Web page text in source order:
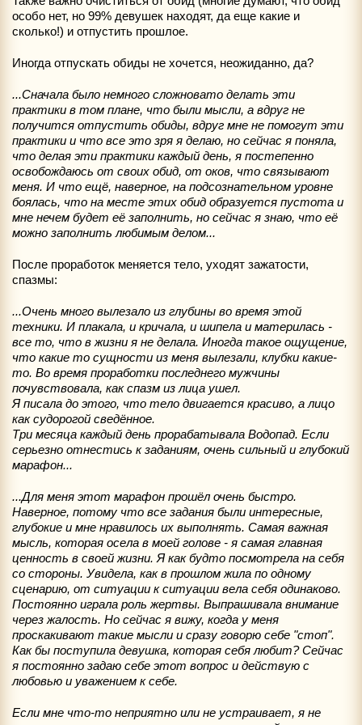
особо нет, но 99% девушек находят, да еще какие и
сколько!) и отпустить прошлое.
Иногда отпускать обиды не хочется, неожиданно, да?
...Сначала было немного сложновато делать эти
практики в том плане, что были мысли, а вдруг не
получится отпустить обиды, вдруг мне не помогут эти
практики и что все это зря я делаю, но сейчас я поняла,
что делая эти практики каждый день, я постепенно
освобождаюсь от своих обид, от оков, что связывают
меня. И что ещё, наверное, на подсознательном уровне
боялась, что на месте этих обид образуется пустота и
мне нечем будет её заполнить, но сейчас я знаю, что её
можно заполнить любимым делом...
После проработок меняется тело, уходят зажатости,
спазмы:
...Очень много вылезало из глубины во время этой
техники. И плакала, и кричала, и шипела и материлась -
все то, что в жизни я не делала. Иногда такое ощущение,
что какие то сущности из меня вылезали, клубки какие-
то. Во время проработки последнего мужчины
почувствовала, как спазм из лица ушел.
Я писала до этого, что тело двигается красиво, а лицо
как судорогой сведённое.
Три месяца каждый день прорабатывала Водопад. Если
серьезно отнестись к заданиям, очень сильный и глубокий
марафон...
...Для меня этот марафон прошёл очень быстро.
Наверное, потому что все задания были интересные,
глубокие и мне нравилось их выполнять. Самая важная
мысль, которая осела в моей голове - я самая главная
ценность в своей жизни. Я как будто посмотрела на себя
со стороны. Увидела, как в прошлом жила по одному
сценарию, от ситуации к ситуации вела себя одинаково.
Постоянно играла роль жертвы. Выпрашивала внимание
через жалость. Но сейчас я вижу, когда у меня
проскакивают такие мысли и сразу говорю себе "стоп".
Как бы поступила девушка, которая себя любит? Сейчас
я постоянно задаю себе этот вопрос и действую с
любовью и уважением к себе.
Если мне что-то неприятно или не устраивает, я не